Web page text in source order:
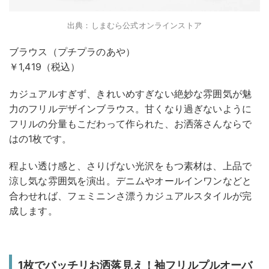
出典：しまむら公式オンラインストア
ブラウス（プチプラのあや）
￥1,419（税込）
カジュアルすぎず、きれいめすぎない絶妙な雰囲気が魅
力のフリルデザインブラウス。甘くなり過ぎないように
フリルの分量もこだわって作られた、お洒落さんならで
はの1枚です。
程よい透け感と、さりげない光沢をもつ素材は、上品で
涼し気な雰囲気を演出。デニムやオールインワンなどと
合わせれば、フェミニンさ漂うカジュアルスタイルが完
成します。
1枚でバッチリお洒落見え！袖フリルプルオーバ